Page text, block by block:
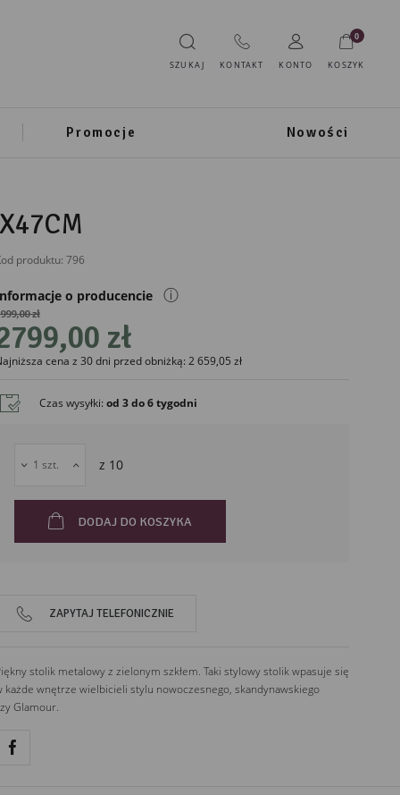
SZUKAJ KONTAKT KONTO KOSZYK
0
Promocje Nowości
produktu: 796
o producencie
IMPORTER
Ewax
52-252
ⓘ
zł
zł
cena z 30 dni przed obniżką: 2 659,05 zł
Czas wysyłki:od 3 do 6 tygodni
z 10
DODAJ DO KOSZYKA
ZAPYTAJ TELEFONICZNIE
stolik metalowy z zielonym szkłem. Taki stylowy stolik wpasuje się
każde wnętrze wielbicieli stylu nowoczesnego, skandynawskiego
Glamour.